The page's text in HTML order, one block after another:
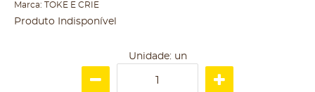
Marca: TOKE E CRIE
Produto Indisponível
Unidade: un